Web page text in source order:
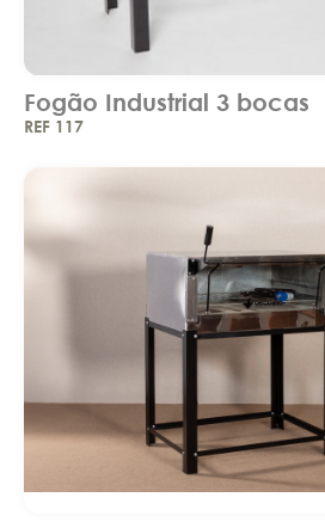
Fogão Industrial 3 bocas
REF 117